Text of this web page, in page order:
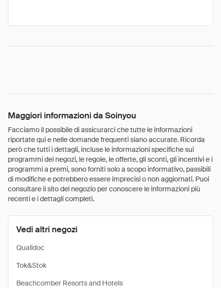
Maggiori informazioni da Soinyou
Facciamo il possibile di assicurarci che tutte le informazioni
riportate qui e nelle domande frequenti siano accurate. Ricorda
però che tutti i dettagli, incluse le informazioni specifiche sui
programmi dei negozi, le regole, le offerte, gli sconti, gli incentivi e i
programmi a premi, sono forniti solo a scopo informativo, passibili
di modifiche e potrebbero essere imprecisi o non aggiornati. Puoi
consultare il sito del negozio per conoscere le informazioni più
recenti e i dettagli completi.
Vedi altri negozi
Qualidoc
Tok&Stok
Beachcomber Resorts and Hotels